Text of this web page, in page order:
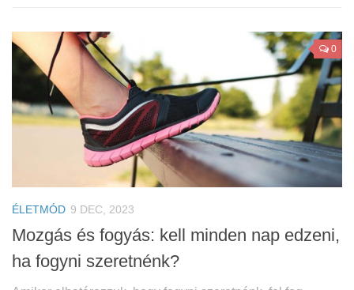
0
ÉLETMÓD 9 DEC, 2023
Mozgás és fogyás: kell minden nap edzeni,
ha fogyni szeretnénk?